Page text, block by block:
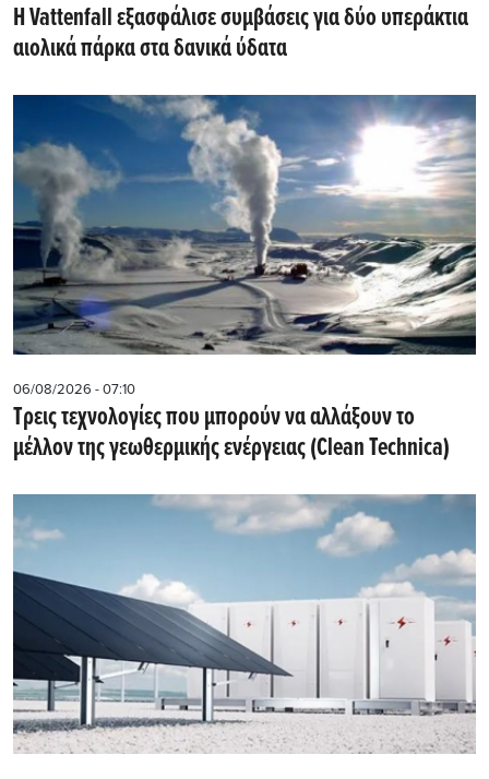
Η Vattenfall εξασφάλισε συμβάσεις για δύο υπεράκτια
αιολικά πάρκα στα δανικά ύδατα
06/08/2026 - 07:10
Τρεις τεχνολογίες που μπορούν να αλλάξουν το
μέλλον της γεωθερμικής ενέργειας (Clean Technica)